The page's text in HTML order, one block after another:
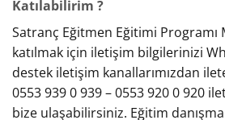
Katılabilirim ?
Satranç Eğitmen Eğitimi
katılmak için iletişim bilgilerinizi
destek iletişim kanallarımızdan
0553 939 0 939 – 0553 920 0 920
bize ulaşabilirsiniz. Eğitim